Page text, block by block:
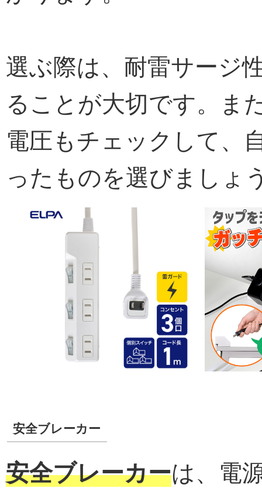
選ぶ際は、耐雷サージ
ることが大切です。ま
電圧もチェックして、
ったものを選びましょ
安全ブレーカー
安全ブレーカーは、電